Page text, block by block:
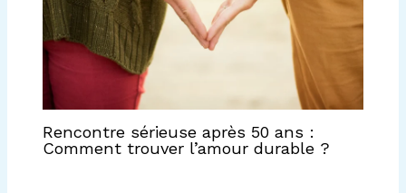
Rencontre sérieuse après 50 ans :
Comment trouver l’amour durable ?